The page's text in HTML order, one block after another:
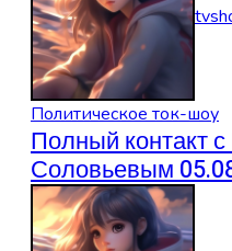
Политическое ток-шоу
Полный контакт
Соловьевым